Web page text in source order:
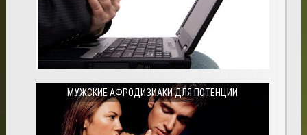
МУЖСКИЕ АФРОДИЗИАКИ ДЛЯ ПОТЕНЦИИ